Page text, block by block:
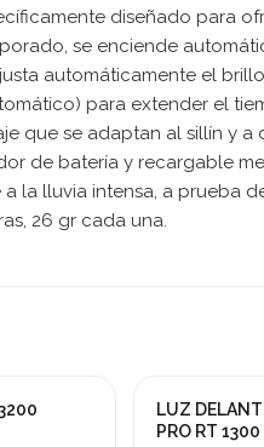
diseñado para
se enciende
automáticamente el
para extender el
que se adaptan al sillín y a
de batería y recargable
a la lluvia intensa, a prueba
26 gr cada una.
LUZ
PRO RT